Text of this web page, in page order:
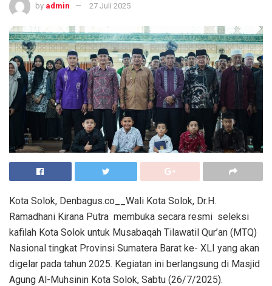
by admin 27 Juli 2025
Kota Solok, Denbagus.co__Wali Kota Solok, Dr.H.
Ramadhani Kirana Putra membuka secara resmi seleksi
kafilah Kota Solok untuk Musabaqah Tilawatil Qur’an (MTQ)
Nasional tingkat Provinsi Sumatera Barat ke- XLI yang akan
digelar pada tahun 2025. Kegiatan ini berlangsung di Masjid
Agung Al-Muhsinin Kota Solok, Sabtu (26/7/2025).